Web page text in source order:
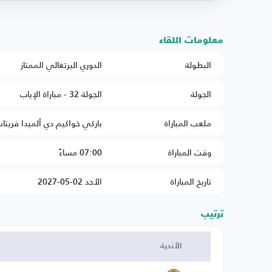
معلومات اللقاء
البطولة
الدوري البرتغالي الممتاز
الجولة
الجولة 32 - مباراة الإياب
ملعب المباراة
باركي خواكيم دي ألميدا
وقت المباراة
07:00 مساءً
تاريخ المباراة
الأحد 02-05-2027
ترتيب
الأندية